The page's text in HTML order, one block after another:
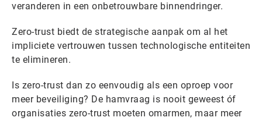
veranderen in een onbetrouwbare binnendringer.
Zero-trust biedt de strategische aanpak om al het
impliciete vertrouwen tussen technologische entiteiten
te elimineren.
Is zero-trust dan zo eenvoudig als een oproep voor
meer beveiliging? De hamvraag is nooit geweest óf
organisaties zero-trust moeten omarmen, maar meer